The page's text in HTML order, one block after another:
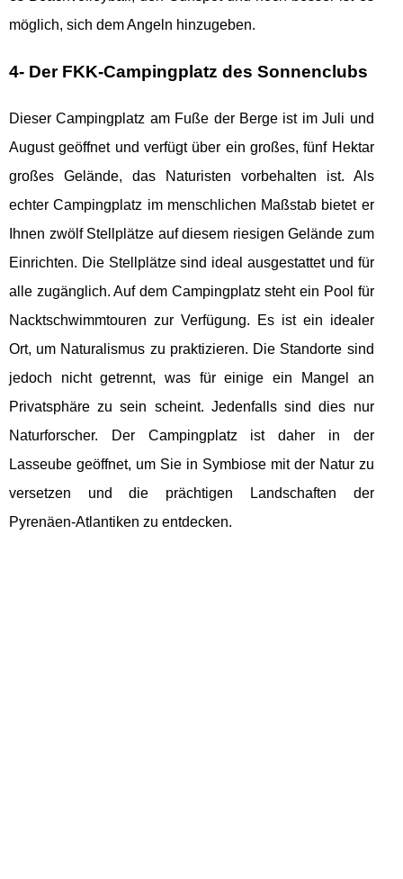
möglich, sich dem Angeln hinzugeben.
4- Der FKK-Campingplatz des Sonnenclubs
Dieser Campingplatz am Fuße der Berge ist im Juli und
August geöffnet und verfügt über ein großes, fünf Hektar
großes Gelände, das Naturisten vorbehalten ist. Als
echter Campingplatz im menschlichen Maßstab bietet er
Ihnen zwölf Stellplätze auf diesem riesigen Gelände zum
Einrichten. Die Stellplätze sind ideal ausgestattet und für
alle zugänglich. Auf dem Campingplatz steht ein Pool für
Nacktschwimmtouren zur Verfügung. Es ist ein idealer
Ort, um Naturalismus zu praktizieren. Die Standorte sind
jedoch nicht getrennt, was für einige ein Mangel an
Privatsphäre zu sein scheint. Jedenfalls sind dies nur
Naturforscher. Der Campingplatz ist daher in der
Lasseube geöffnet, um Sie in Symbiose mit der Natur zu
versetzen und die prächtigen Landschaften der
Pyrenäen-Atlantiken zu entdecken.